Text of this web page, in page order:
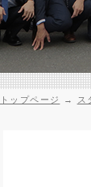
トップページ → ス